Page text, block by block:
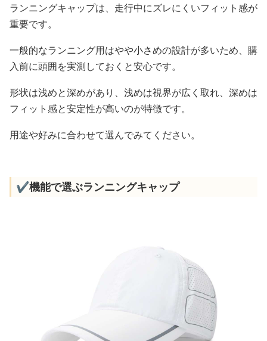
ランニングキャップは、走行中にズレにくいフィット感が
重要です。
一般的なランニング用はやや小さめの設計が多いため、購
入前に頭囲を実測しておくと安心です。
形状は浅めと深めがあり、浅めは視界が広く取れ、深めは
フィット感と安定性が高いのが特徴です。
用途や好みに合わせて選んでみてください。
✔️機能で選ぶランニングキャップ